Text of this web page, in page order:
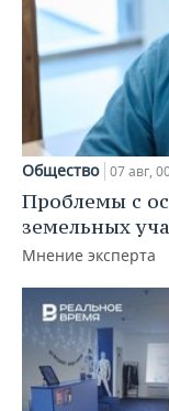
Общество 07 авг,
Проблемы с
земельных
Мнение эксперта